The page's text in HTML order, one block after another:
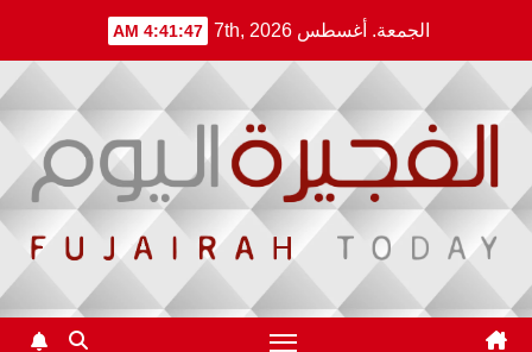
content
الجمعة. أغسطس 7th, 2026 4:41:48 AM